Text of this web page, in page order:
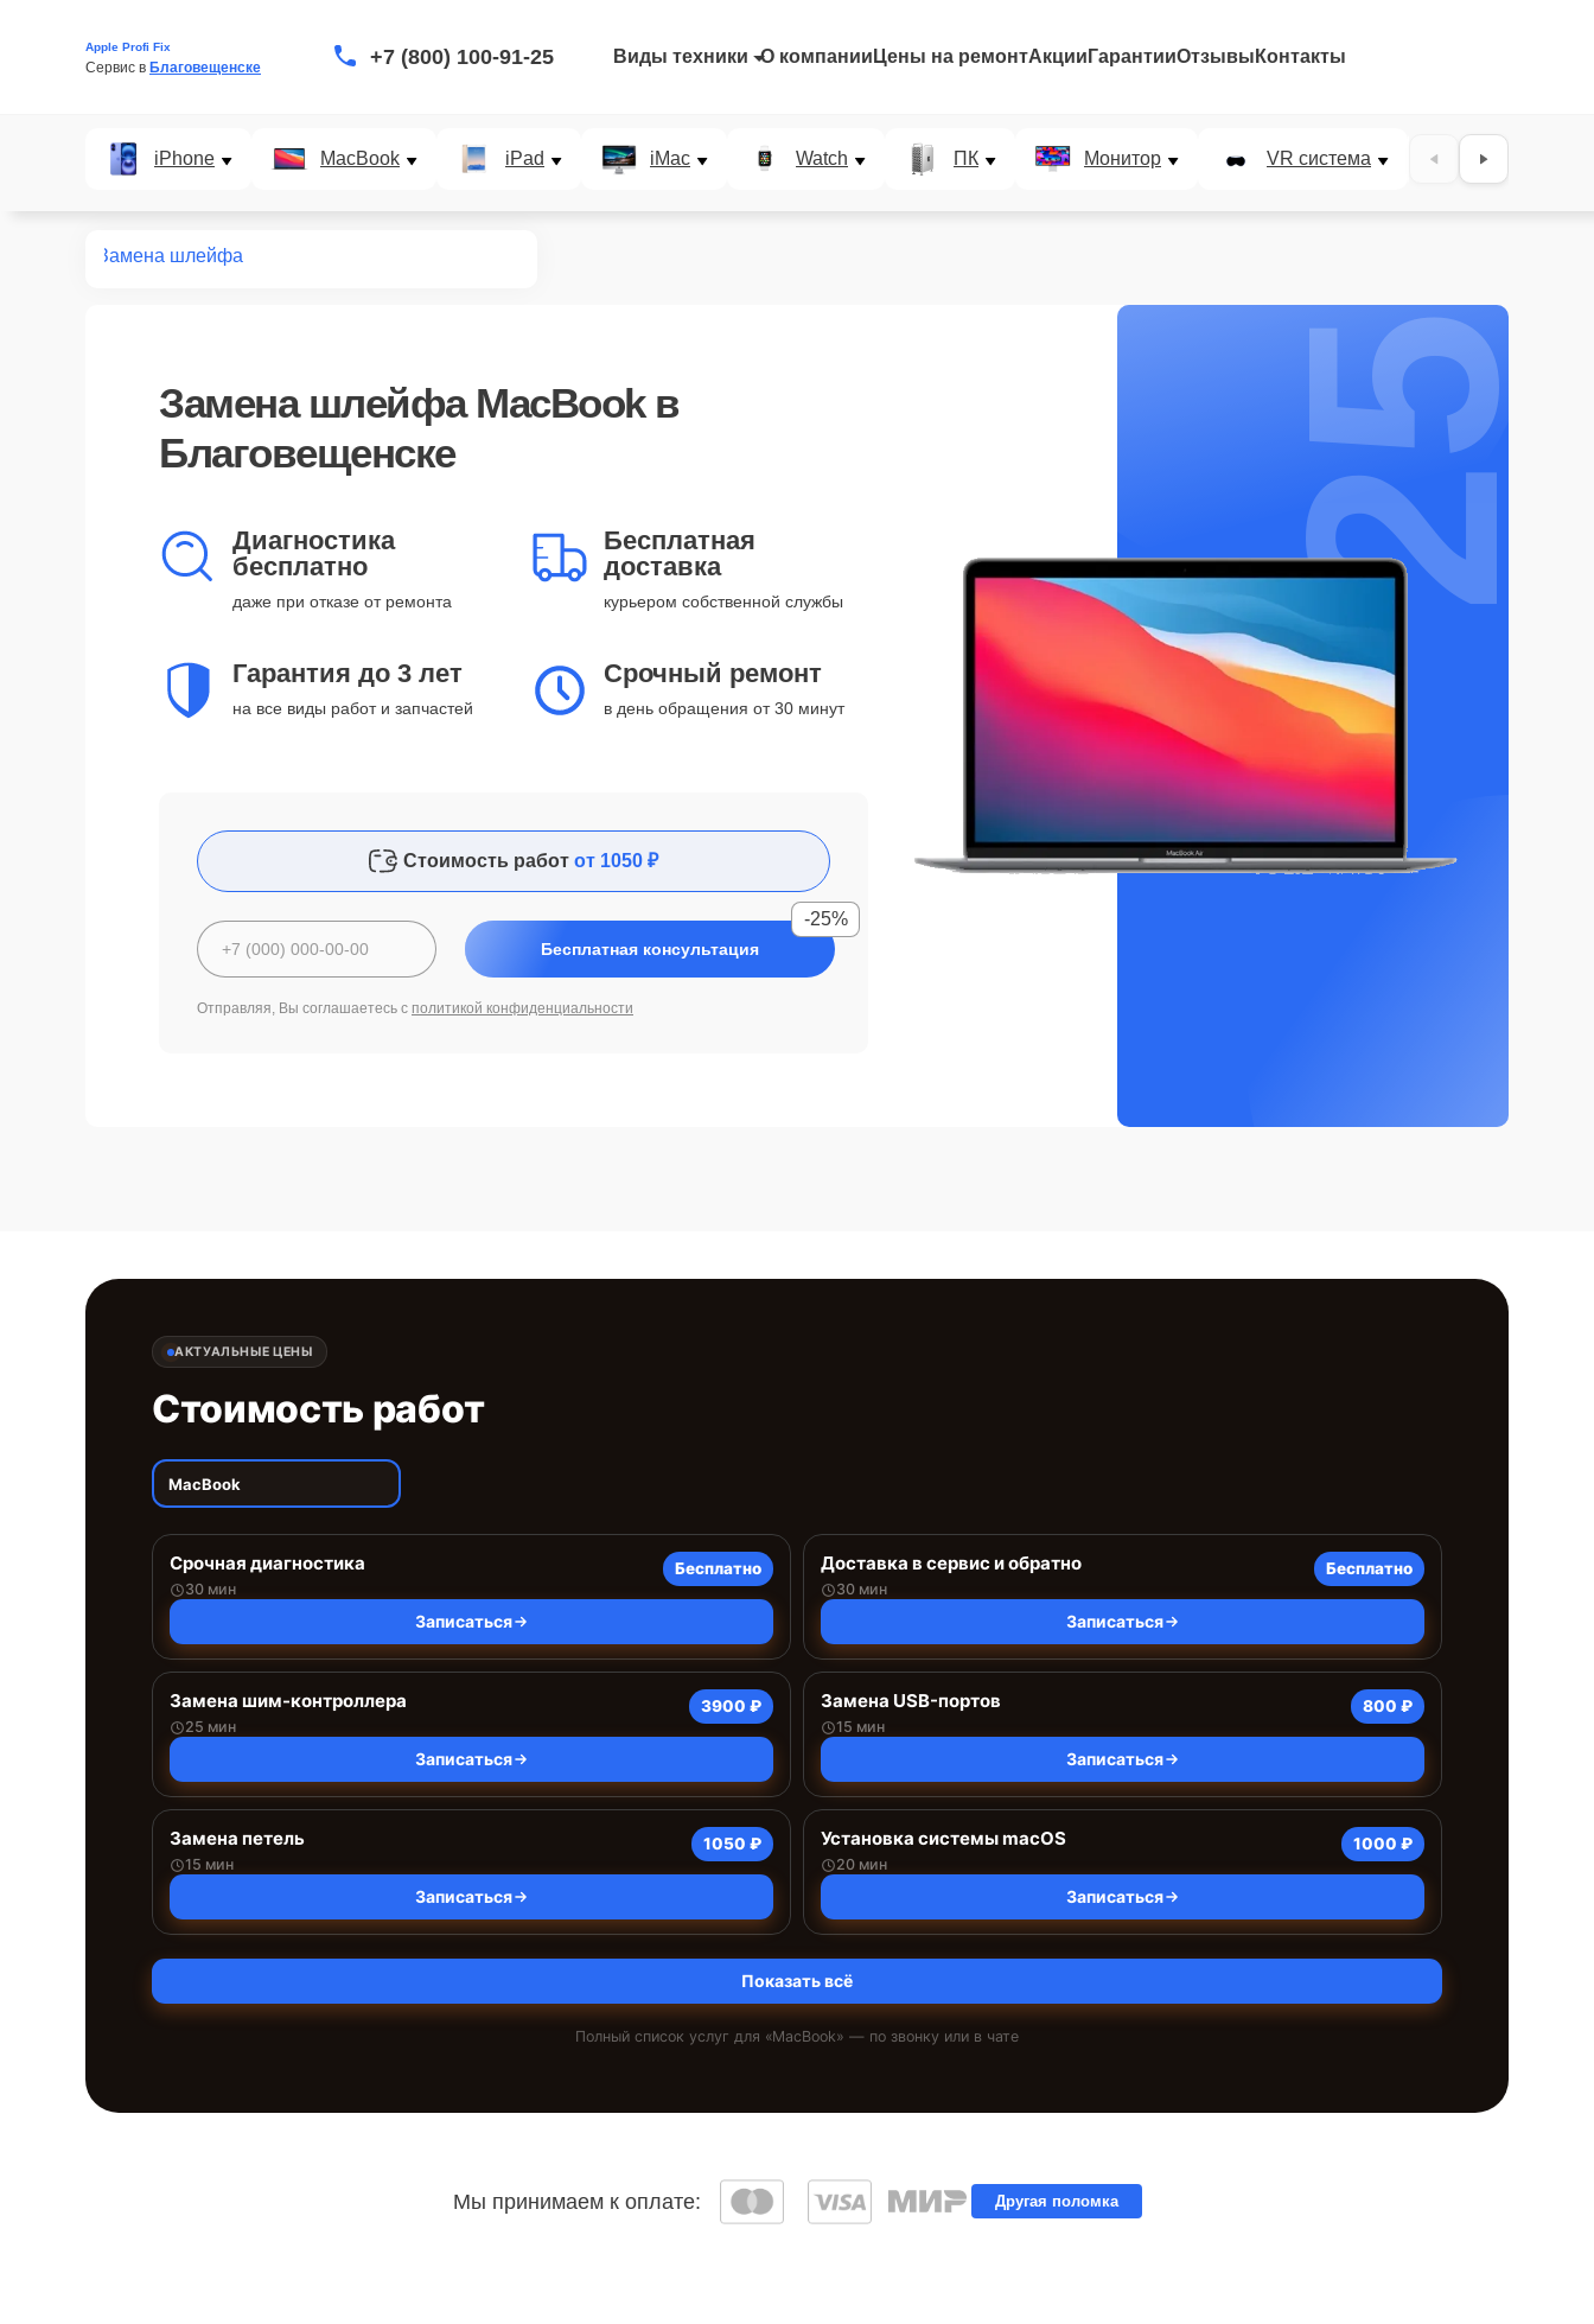
Apple Profi Fix
Сервис в Благовещенске +7 (800) 100-91-25 Виды техники О компании Цены на ремонтАкции ГарантииОтзывы Контакты
iPhone MacBook iPad iMac Watch ПК Монитор VR система Наушники
Замена шлейфа
Замена шлейфа MacBook в
Благовещенске
Диагностика
бесплатно
даже при отказе от ремонта
Бесплатная
доставка
курьером собственной службы
Гарантия до 3 лет
на все виды работ и запчастей
Срочный ремонт
в день обращения от 30 минут
Стоимость работ от 1050 ₽
Бесплатная консультация
-25%
Отправляя, Вы соглашаетесь с политикой конфиденциальности
25%
АКТУАЛЬНЫЕ ЦЕНЫ
Стоимость работ
MacBook
Срочная диагностика
30 мин
Бесплатно
Записаться
Доставка в сервис и обратно
30 мин
Бесплатно
Записаться
Замена шим-контроллера
25 мин
3900 ₽
Записаться
Замена USB-портов
15 мин
800 ₽
Записаться
Замена петель
15 мин
1050 ₽
Записаться
Установка системы macOS
20 мин
1000 ₽
Записаться
Показать всё
Полный список услуг для «MacBook» — по звонку или в чате
Мы принимаем к оплате: Другая поломка